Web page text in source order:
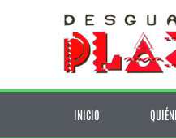
INICIO